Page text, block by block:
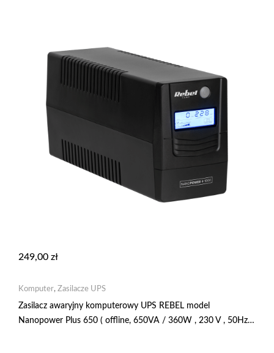
249,00 zł
Komputer, Zasilacze UPS
Zasilacz awaryjny komputerowy UPS REBEL model
Nanopower Plus 650 ( offline, 650VA / 360W , 230 V , 50Hz ,